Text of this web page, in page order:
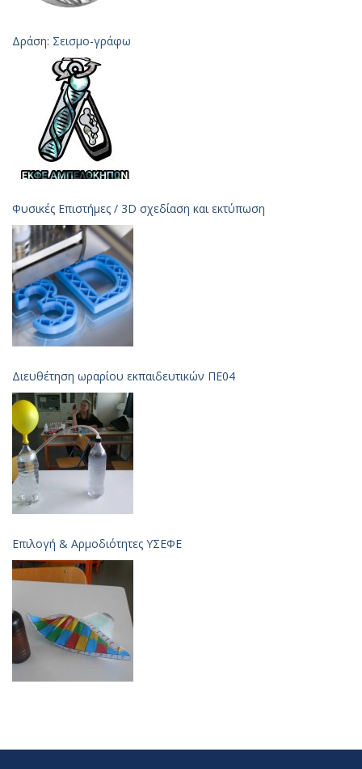
Δράση: Σεισμο-γράφω
Φυσικές Επιστήμες / 3D σχεδίαση και εκτύπωση
Διευθέτηση ωραρίου εκπαιδευτικών ΠΕ04
Επιλογή & Aρμοδιότητες ΥΣΕΦΕ